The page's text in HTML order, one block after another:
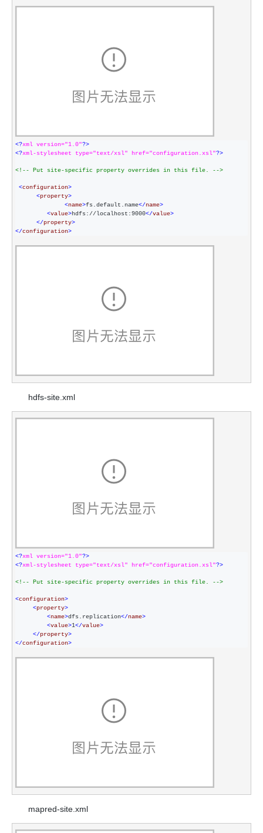
<?xml version="1.0"?>
<?xml-stylesheet type="text/xsl" href="configuration.xsl"?>
<!-- Put site-specific property overrides in this file. -->
<configuration>
<property>
<name>fs.default.name</name>
<value>hdfs://localhost:9000</value>
</property>
</configuration>
hdfs-site.xml
<?xml version="1.0"?>
<?xml-stylesheet type="text/xsl" href="configuration.xsl"?>
<!-- Put site-specific property overrides in this file. -->
<configuration>
<property>
<name>dfs.replication</name>
<value>1</value>
</property>
</configuration>
mapred-site.xml